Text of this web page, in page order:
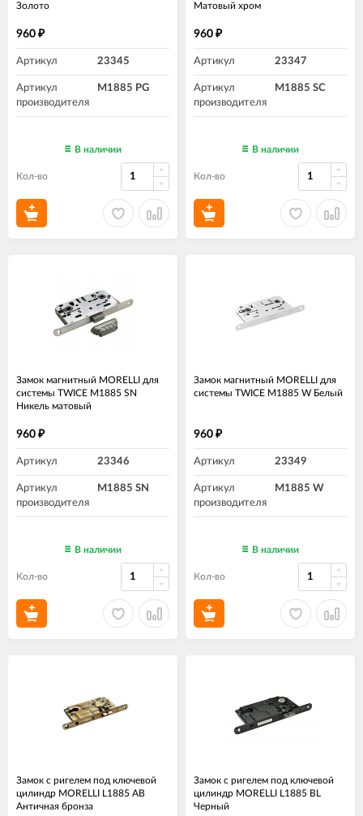
Золото
960 ₽
Артикул 23345
Артикул
производителя
M1885 PG
В наличии
Кол-во
Матовый хром
960 ₽
Артикул 23347
Артикул
производителя
M1885 SC
В наличии
Кол-во
Замок магнитный MORELLI для
системы TWICE M1885 SN
Никель матовый
960 ₽
Артикул 23346
Артикул
производителя
M1885 SN
В наличии
Кол-во
Замок магнитный MORELLI для
системы TWICE M1885 W Белый
960 ₽
Артикул 23349
Артикул
производителя
M1885 W
В наличии
Кол-во
Замок с ригелем под ключевой
цилиндр MORELLI L1885 AB
Античная бронза
Замок с ригелем под ключевой
цилиндр MORELLI L1885 BL
Черный